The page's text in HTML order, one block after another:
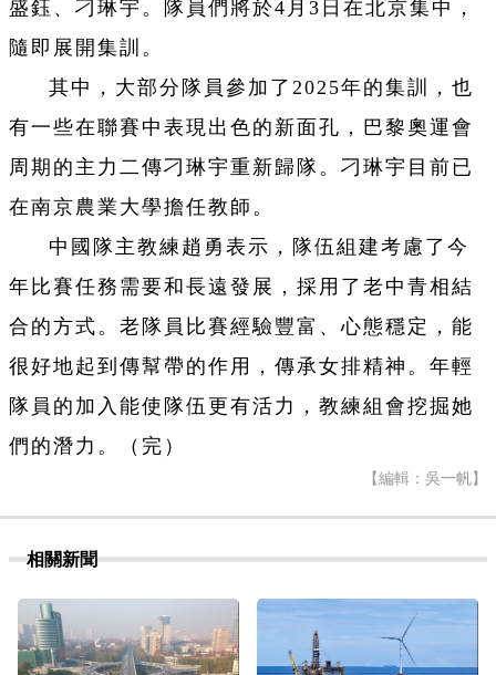
盛鈺、刁琳宇。隊員們將於4月3日在北京集中，
隨即展開集訓。
其中，大部分隊員參加了2025年的集訓，也
有一些在聯賽中表現出色的新面孔，巴黎奧運會
周期的主力二傳刁琳宇重新歸隊。刁琳宇目前已
在南京農業大學擔任教師。
中國隊主教練趙勇表示，隊伍組建考慮了今
年比賽任務需要和長遠發展，採用了老中青相結
合的方式。老隊員比賽經驗豐富、心態穩定，能
很好地起到傳幫帶的作用，傳承女排精神。年輕
隊員的加入能使隊伍更有活力，教練組會挖掘她
們的潛力。（完）
【編輯：吳一帆】
相關新聞